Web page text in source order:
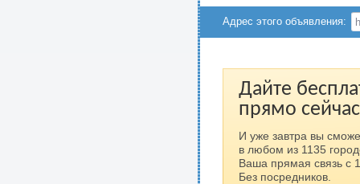
Адрес этого объявления:
Дайте
прямо
И уже завтра вы
в любом из 1135
Ваша прямая связь с
Без посредников.